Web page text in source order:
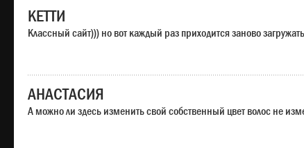
КЕТТИ
Классный сайт))) но вот каждый раз приходится заново
АНАСТАСИЯ
А можно ли здесь изменить свой собственный цвет волос не